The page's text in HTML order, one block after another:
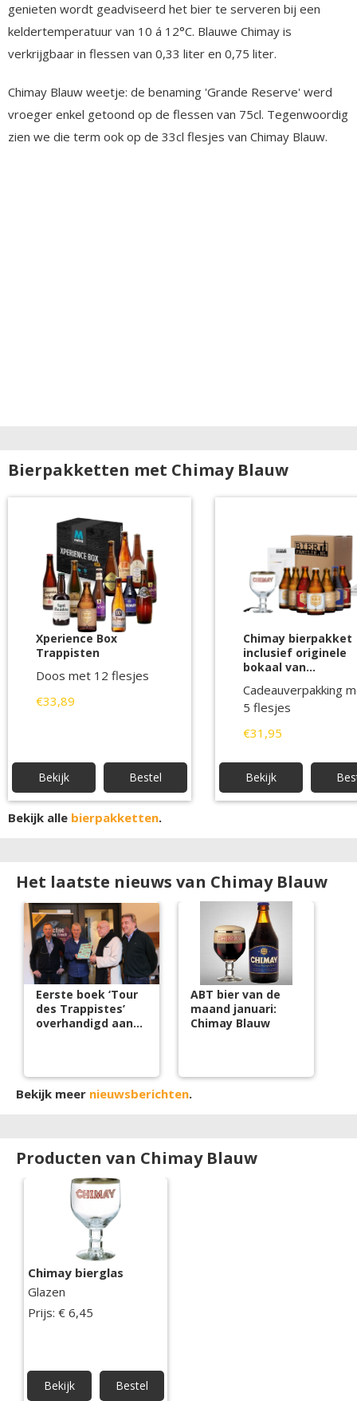
genieten wordt geadviseerd het bier te serveren bij een
keldertemperatuur van 10 á 12°C. Blauwe Chimay is
verkrijgbaar in flessen van 0,33 liter en 0,75 liter.
Chimay Blauw weetje: de benaming 'Grande Reserve' werd
vroeger enkel getoond op de flessen van 75cl. Tegenwoordig
zien we die term ook op de 33cl flesjes van Chimay Blauw.
Bierpakketten met Chimay Blauw
Xperience Box
Trappisten
Doos met 12 flesjes
€33,89
Bekijk Bestel
Chimay bierpakket
inclusief originele
bokaal van
Cadeauverpakking
5 flesjes
€31,95
Bekijk
Bekijk alle bierpakketten.
Het laatste nieuws van Chimay Blauw
Eerste boek ‘Tour
des Trappistes’
overhandigd aan
ABT bier van de
maand januari:
Chimay Blauw
Bekijk meer nieuwsberichten.
Producten van Chimay Blauw
Chimay bierglas
Glazen
Prijs: € 6,45
Bekijk Bestel